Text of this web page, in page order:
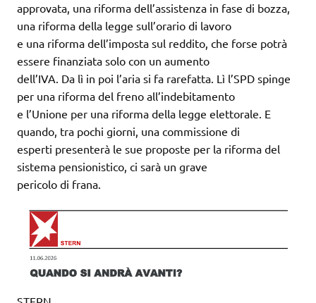
approvata, una riforma dell’assistenza in fase di bozza,
una riforma della legge sull’orario di lavoro
e una riforma dell’imposta sul reddito, che forse potrà
essere finanziata solo con un aumento
dell’IVA. Da lì in poi l’aria si fa rarefatta. Lì l’SPD spinge
per una riforma del freno all’indebitamento
e l’Unione per una riforma della legge elettorale. E
quando, tra pochi giorni, una commissione di
esperti presenterà le sue proposte per la riforma del
sistema pensionistico, ci sarà un grave
pericolo di frana.